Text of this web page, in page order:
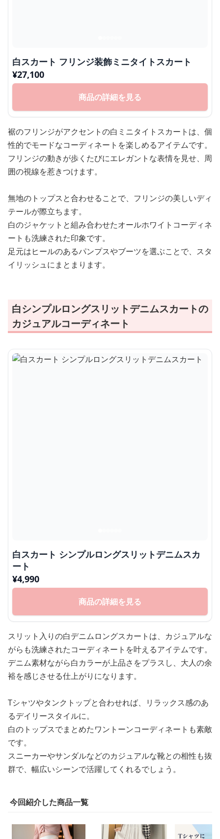
白スカート フリンジ装飾ミニタイトスカート
¥27,100
商品の詳細を見る
裾のフリンジがアクセントの白ミニタイトスカートは、個
性的でモードなコーディネートを楽しめるアイテムです。
フリンジの動きが歩くたびにエレガントな表情を見せ、周
囲の視線を惹きつけます。
無地のトップスと合わせることで、フリンジの美しいディ
テールが際立ちます。
白のジャケットと組み合わせたオールホワイトコーディネ
ートも洗練された印象です。
足元はヒールのあるパンプスやブーツを選ぶことで、スタ
イリッシュにまとまります。
白シンプルロングスリットデニムスカートの
カジュアルコーディネート
白スカート シンプルロングスリットデニムスカ
ート
¥4,990
商品の詳細を見る
スリット入りの白デニムロングスカートは、カジュアルな
がらも洗練されたコーディネートを叶えるアイテムです。
デニム素材ながら白カラーが上品さをプラスし、大人の余
裕を感じさせる仕上がりになります。
Tシャツやタンクトップと合わせれば、リラックス感のあ
るデイリースタイルに。
白のトップスでまとめたワントーンコーディネートも素敵
です。
スニーカーやサンダルなどのカジュアルな靴との相性も抜
群で、幅広いシーンで活躍してくれるでしょう。
今回紹介した商品一覧